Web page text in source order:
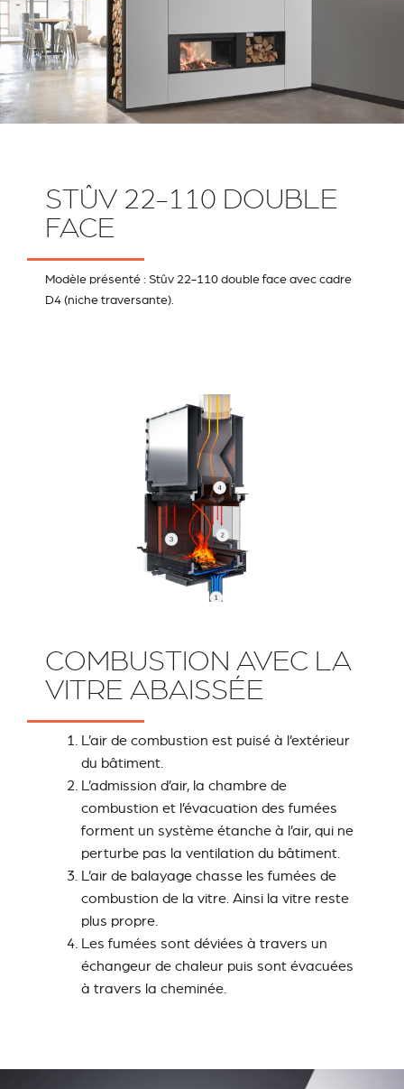
STÛV 22-110 DOUBLE
FACE
Modèle présenté : Stûv 22-110 double face avec cadre
D4 (niche traversante).
COMBUSTION AVEC LA
VITRE ABAISSÉE
L’air de combustion est puisé à l’extérieur
du bâtiment.
L’admission d’air, la chambre de
combustion et l’évacuation des fumées
forment un système étanche à l’air, qui ne
perturbe pas la ventilation du bâtiment.
L’air de balayage chasse les fumées de
combustion de la vitre. Ainsi la vitre reste
plus propre.
Les fumées sont déviées à travers un
échangeur de chaleur puis sont évacuées
à travers la cheminée.
RIVESTIMENTI E
ACCESSORI PER STÛV
22
VERKLEIDUNGEN UND
ZUBEHÖRTEILE FÛR